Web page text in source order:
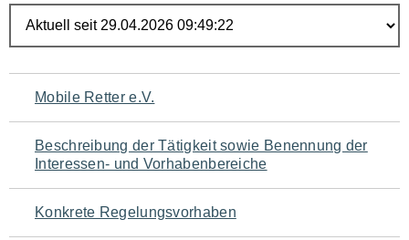
Navigation
für
den
Seiteninhalt
Mobile Retter e.V.
Beschreibung der Tätigkeit sowie Benennung der
Interessen- und Vorhabenbereiche
Konkrete Regelungsvorhaben